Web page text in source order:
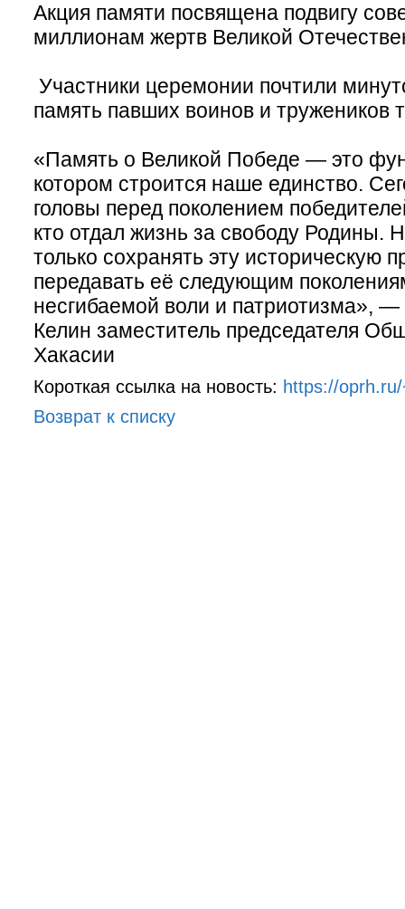
Акция памяти посвящена подвигу
миллионам жертв Великой
Участники церемонии почтили
память павших воинов и тружеников
«Память о Великой Победе — это
котором строится наше единство.
головы перед поколением
кто отдал жизнь за свободу Родины.
только сохранять эту историческую
передавать её следующим
несгибаемой воли и патриотизма»,
Келин заместитель председателя
Хакасии
Короткая ссылка на новость: https://
Возврат к списку